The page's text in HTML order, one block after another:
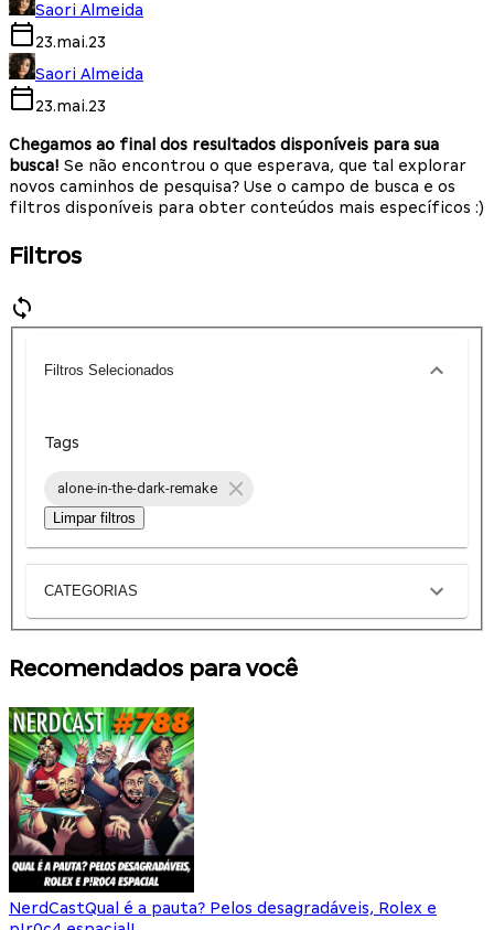
Saori Almeida
23.mai.23
Saori Almeida
23.mai.23
Chegamos ao final dos resultados disponíveis para sua
busca! Se não encontrou o que esperava, que tal explorar
novos caminhos de pesquisa? Use o campo de busca e os
filtros disponíveis para obter conteúdos mais específicos :)
Filtros
Filtros Selecionados
Tags
alone-in-the-dark-remake
Limpar filtros
CATEGORIAS
Recomendados para você
NerdCastQual é a pauta? Pelos desagradáveis, Rolex e